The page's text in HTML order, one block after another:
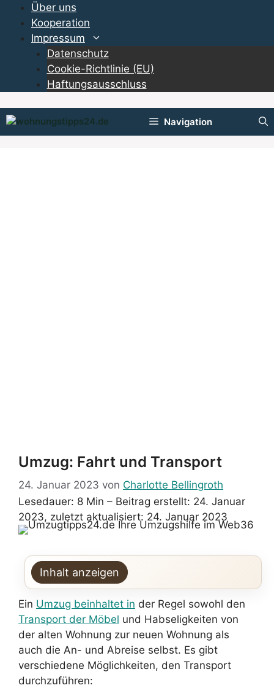
Zum
Inhalt
springen
Über uns
Kooperation
Impressum
Datenschutz
Cookie-Richtlinie (EU)
Haftungsausschluss
Navigation
Umzug: Fahrt und Transport
24. Januar 2023 von Charlotte Bellingroth
Lesedauer: 8 Min – Beitrag erstellt: 24. Januar
2023, zuletzt aktualisiert: 24. Januar 2023
Inhalt anzeigen
Ein Umzug beinhaltet in der Regel sowohl den
Transport der Möbel und Habseligkeiten von
der alten Wohnung zur neuen Wohnung als
auch die An- und Abreise selbst. Es gibt
verschiedene Möglichkeiten, den Transport
durchzuführen: